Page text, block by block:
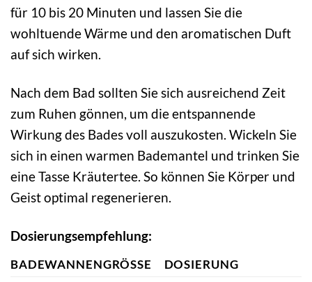
für 10 bis 20 Minuten und lassen Sie die
wohltuende Wärme und den aromatischen Duft
auf sich wirken.
Nach dem Bad sollten Sie sich ausreichend Zeit
zum Ruhen gönnen, um die entspannende
Wirkung des Bades voll auszukosten. Wickeln Sie
sich in einen warmen Bademantel und trinken Sie
eine Tasse Kräutertee. So können Sie Körper und
Geist optimal regenerieren.
Dosierungsempfehlung:
BADEWANNENGRÖSSE
DOSIERUNG